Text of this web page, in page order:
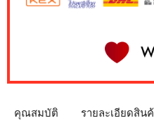
คุณสมบัติ รายละเอียดสิน